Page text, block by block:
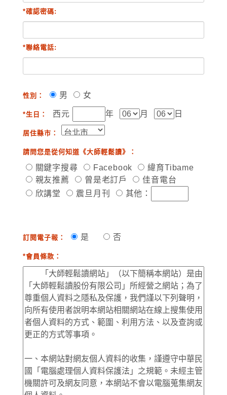
*確認密碼:
*聯絡電話:
性別： 男 女
*生日： 西元 年 月 日
居住縣市：
請問您是從何知道《大師輕鬆讀》：
關鍵字搜尋 Facebook
緯育Tibame
親友推薦
曾是老訂戶
佳音電台
欣講堂
震旦月刊 其他：
訂閱電子報： 是 否
*會員條款：